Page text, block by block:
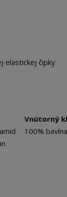
elastickej čipky
Vnútorný
100% bavlna